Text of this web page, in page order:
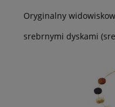
Oryginalny
srebrnymi dyskami